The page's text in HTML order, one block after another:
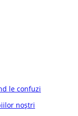
le confuzi
noștri